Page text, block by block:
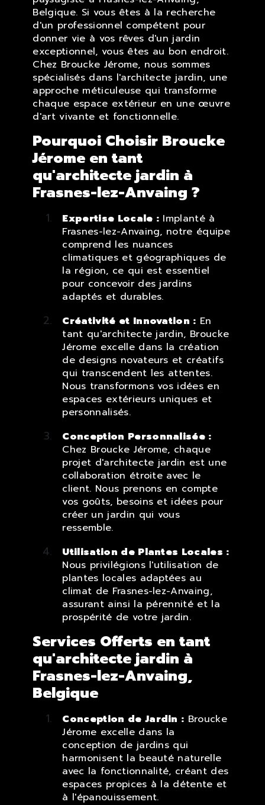
Belgique. Si vous êtes à la recherche
d'un professionnel compétent pour
donner vie à vos rêves d'un jardin
exceptionnel, vous êtes au bon endroit.
Chez Broucke Jérome, nous sommes
spécialisés dans l'architecte jardin, une
approche méticuleuse qui transforme
chaque espace extérieur en une œuvre
d'art vivante et fonctionnelle.
Pourquoi Choisir Broucke
Jérome en tant
qu'architecte jardin à
Frasnes-lez-Anvaing ?
Expertise Locale : Implanté à
Frasnes-lez-Anvaing, notre équipe
comprend les nuances
climatiques et géographiques de
la région, ce qui est essentiel
pour concevoir des jardins
adaptés et durables.
Créativité et Innovation : En
tant qu'architecte jardin, Broucke
Jérome excelle dans la création
de designs novateurs et créatifs
qui transcendent les attentes.
Nous transformons vos idées en
espaces extérieurs uniques et
personnalisés.
Conception Personnalisée :
Chez Broucke Jérome, chaque
projet d'architecte jardin est une
collaboration étroite avec le
client. Nous prenons en compte
vos goûts, besoins et idées pour
créer un jardin qui vous
ressemble.
Utilisation de Plantes Locales :
Nous privilégions l'utilisation de
plantes locales adaptées au
climat de Frasnes-lez-Anvaing,
assurant ainsi la pérennité et la
prospérité de votre jardin.
Services Offerts en tant
qu'architecte jardin à
Frasnes-lez-Anvaing,
Belgique
Conception de Jardin : Broucke
Jérome excelle dans la
conception de jardins qui
harmonisent la beauté naturelle
avec la fonctionnalité, créant des
espaces propices à la détente et
à l'épanouissement.